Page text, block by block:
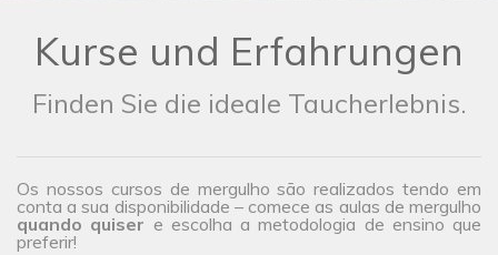
Kurse und Erfahrungen
Finden Sie die ideale Taucherlebnis.
Os nossos cursos de mergulho são realizados tendo em
conta a sua disponibilidade – comece as aulas de mergulho
quando quiser e escolha a metodologia de ensino que
preferir!